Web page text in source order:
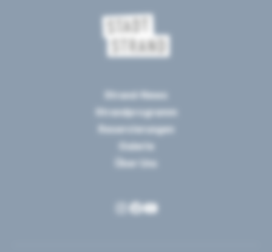
Strand-News
Strandprogramm
Reservierungen
Galerie
Über Uns